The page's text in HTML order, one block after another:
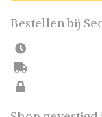
Bestellen bij